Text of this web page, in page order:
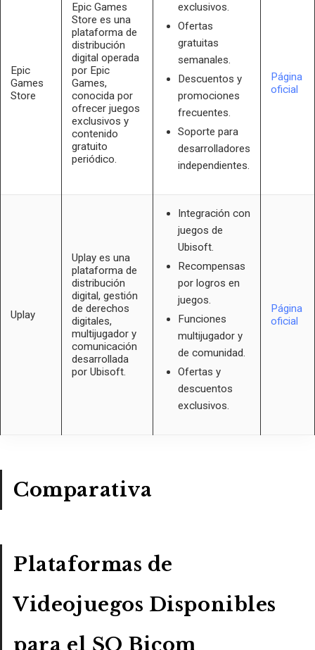
Epic
Games
Store
Epic Games
Store es una
plataforma de
distribución
digital operada
por Epic
Games,
conocida por
ofrecer juegos
exclusivos y
contenido
gratuito
periódico.
exclusivos.
Ofertas
gratuitas
semanales.
Descuentos y
promociones
frecuentes.
Soporte para
desarrolladores
independientes.
Página
oficial
Uplay
Uplay es una
plataforma de
distribución
digital, gestión
de derechos
digitales,
multijugador y
comunicación
desarrollada
por Ubisoft.
Integración con
juegos de
Ubisoft.
Recompensas
por logros en
juegos.
Funciones
multijugador y
de comunidad.
Ofertas y
descuentos
exclusivos.
Página
oficial
Comparativa
Plataformas de
Videojuegos Disponibles
para el SO Bicom